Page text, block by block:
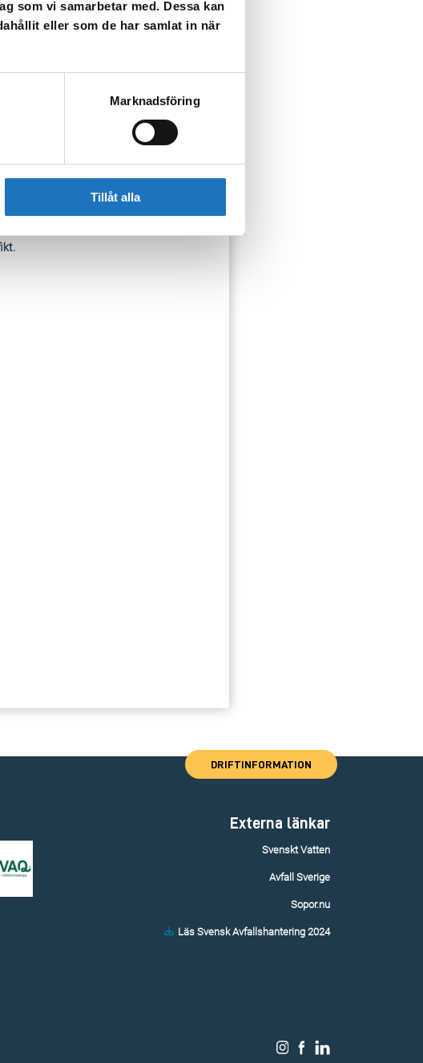
som vi samarbetar med. Dessa kan
eller som de har samlat in när
Marknadsföring
Tillåt alla
i hela området. Syftet är att
trygghet i vardagen.
DRIFTINFORMATION
Externa länkar
Svenskt Vatten
Avfall Sverige
Sopor.nu
Läs Svensk Avfallshantering 2024